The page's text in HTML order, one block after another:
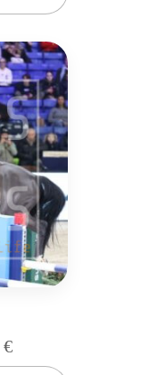
€